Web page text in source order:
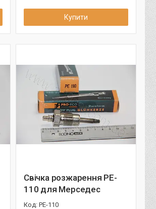
Купити
Свічка розжарення PE-
110 для Мерседес
PE-110